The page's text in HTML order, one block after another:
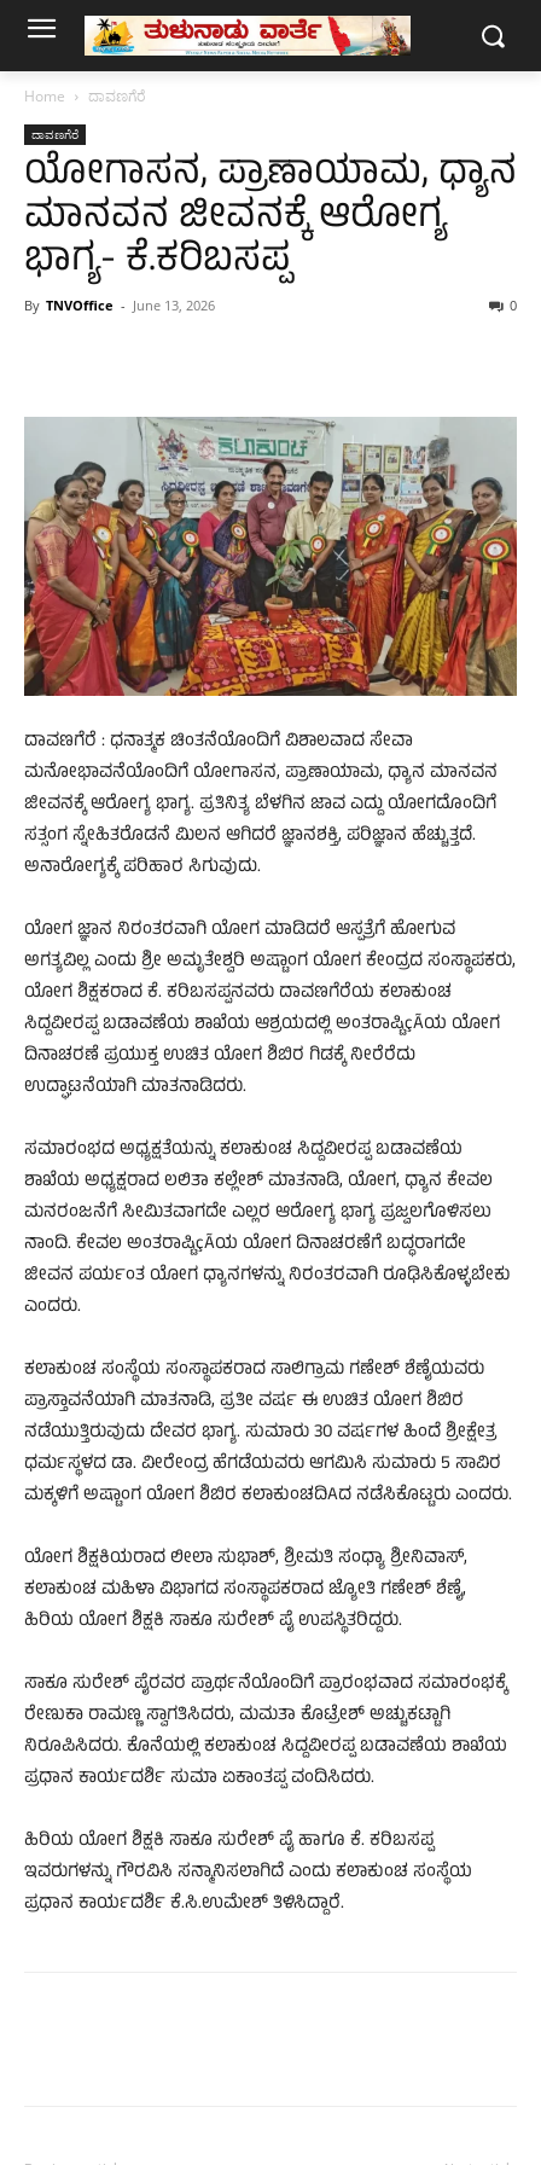
Home ದಾವಣಗೆರೆ
ದಾವಣಗೆರೆ
ಯೋಗಾಸನ, ಪ್ರಾಣಾಯಾಮ, ಧ್ಯಾನ
ಮಾನವನ ಜೀವನಕ್ಕೆ ಆರೋಗ್ಯ
ಭಾಗ್ಯ- ಕೆ.ಕರಿಬಸಪ್ಪ
By TNVOffice - June 13, 2026 0
ದಾವಣಗೆರೆ : ಧನಾತ್ಮಕ ಚಿಂತನೆಯೊಂದಿಗೆ ವಿಶಾಲವಾದ ಸೇವಾ
ಮನೋಭಾವನೆಯೊಂದಿಗೆ ಯೋಗಾಸನ, ಪ್ರಾಣಾಯಾಮ, ಧ್ಯಾನ ಮಾನವನ
ಜೀವನಕ್ಕೆ ಆರೋಗ್ಯ ಭಾಗ್ಯ. ಪ್ರತಿನಿತ್ಯ ಬೆಳಗಿನ ಜಾವ ಎದ್ದು ಯೋಗದೊಂದಿಗೆ
ಸತ್ಸಂಗ ಸ್ನೇಹಿತರೊಡನೆ ಮಿಲನ ಆಗಿದರೆ ಜ್ಞಾನಶಕ್ತಿ, ಪರಿಜ್ಞಾನ ಹೆಚ್ಚುತ್ತದೆ.
ಅನಾರೋಗ್ಯಕ್ಕೆ ಪರಿಹಾರ ಸಿಗುವುದು.
ಯೋಗ ಜ್ಞಾನ ನಿರಂತರವಾಗಿ ಯೋಗ ಮಾಡಿದರೆ ಆಸ್ಪತ್ರೆಗೆ ಹೋಗುವ
ಅಗತ್ಯವಿಲ್ಲ ಎಂದು ಶ್ರೀ ಅಮೃತೇಶ್ವರಿ ಅಷ್ಟಾಂಗ ಯೋಗ ಕೇಂದ್ರದ ಸಂಸ್ಥಾಪಕರು,
ಯೋಗ ಶಿಕ್ಷಕರಾದ ಕೆ. ಕರಿಬಸಪ್ಪನವರು ದಾವಣಗೆರೆಯ ಕಲಾಕುಂಚ
ಸಿದ್ದವೀರಪ್ಪ ಬಡಾವಣೆಯ ಶಾಖೆಯ ಆಶ್ರಯದಲ್ಲಿ ಅಂತರಾಷ್ಟಿçÃಯ ಯೋಗ
ದಿನಾಚರಣೆ ಪ್ರಯುಕ್ತ ಉಚಿತ ಯೋಗ ಶಿಬಿರ ಗಿಡಕ್ಕೆ ನೀರೆರೆದು
ಉದ್ಘಾಟನೆಯಾಗಿ ಮಾತನಾಡಿದರು.
ಸಮಾರಂಭದ ಅಧ್ಯಕ್ಷತೆಯನ್ನು ಕಲಾಕುಂಚ ಸಿದ್ದವೀರಪ್ಪ ಬಡಾವಣೆಯ
ಶಾಖೆಯ ಅಧ್ಯಕ್ಷರಾದ ಲಲಿತಾ ಕಲ್ಲೇಶ್ ಮಾತನಾಡಿ, ಯೋಗ, ಧ್ಯಾನ ಕೇವಲ
ಮನರಂಜನೆಗೆ ಸೀಮಿತವಾಗದೇ ಎಲ್ಲರ ಆರೋಗ್ಯ ಭಾಗ್ಯ ಪ್ರಜ್ವಲಗೊಳಿಸಲು
ನಾಂದಿ. ಕೇವಲ ಅಂತರಾಷ್ಟಿçÃಯ ಯೋಗ ದಿನಾಚರಣೆಗೆ ಬದ್ಧರಾಗದೇ
ಜೀವನ ಪರ್ಯಂತ ಯೋಗ ಧ್ಯಾನಗಳನ್ನು ನಿರಂತರವಾಗಿ ರೂಢಿಸಿಕೊಳ್ಳಬೇಕು
ಎಂದರು.
ಕಲಾಕುಂಚ ಸಂಸ್ಥೆಯ ಸಂಸ್ಥಾಪಕರಾದ ಸಾಲಿಗ್ರಾಮ ಗಣೇಶ್ ಶೆಣೈಯವರು
ಪ್ರಾಸ್ತಾವನೆಯಾಗಿ ಮಾತನಾಡಿ, ಪ್ರತೀ ವರ್ಷ ಈ ಉಚಿತ ಯೋಗ ಶಿಬಿರ
ನಡೆಯುತ್ತಿರುವುದು ದೇವರ ಭಾಗ್ಯ. ಸುಮಾರು 30 ವರ್ಷಗಳ ಹಿಂದೆ ಶ್ರೀಕ್ಷೇತ್ರ
ಧರ್ಮಸ್ಥಳದ ಡಾ. ವೀರೇಂದ್ರ ಹೆಗಡೆಯವರು ಆಗಮಿಸಿ ಸುಮಾರು 5 ಸಾವಿರ
ಮಕ್ಕಳಿಗೆ ಅಷ್ಟಾಂಗ ಯೋಗ ಶಿಬಿರ ಕಲಾಕುಂಚದಿAದ ನಡೆಸಿಕೊಟ್ಟರು ಎಂದರು.
ಯೋಗ ಶಿಕ್ಷಕಿಯರಾದ ಲೀಲಾ ಸುಭಾಶ್, ಶ್ರೀಮತಿ ಸಂಧ್ಯಾ ಶ್ರೀನಿವಾಸ್,
ಕಲಾಕುಂಚ ಮಹಿಳಾ ವಿಭಾಗದ ಸಂಸ್ಥಾಪಕರಾದ ಜ್ಯೋತಿ ಗಣೇಶ್ ಶೆಣೈ,
ಹಿರಿಯ ಯೋಗ ಶಿಕ್ಷಕಿ ಸಾಕೂ ಸುರೇಶ್ ಪೈ ಉಪಸ್ಥಿತರಿದ್ದರು.
ಸಾಕೂ ಸುರೇಶ್ ಪೈರವರ ಪ್ರಾರ್ಥನೆಯೊಂದಿಗೆ ಪ್ರಾರಂಭವಾದ ಸಮಾರಂಭಕ್ಕೆ
ರೇಣುಕಾ ರಾಮಣ್ಣ ಸ್ವಾಗತಿಸಿದರು, ಮಮತಾ ಕೊಟ್ರೇಶ್ ಅಚ್ಚುಕಟ್ಟಾಗಿ
ನಿರೂಪಿಸಿದರು. ಕೊನೆಯಲ್ಲಿ ಕಲಾಕುಂಚ ಸಿದ್ದವೀರಪ್ಪ ಬಡಾವಣೆಯ ಶಾಖೆಯ
ಪ್ರಧಾನ ಕಾರ್ಯದರ್ಶಿ ಸುಮಾ ಏಕಾಂತಪ್ಪ ವಂದಿಸಿದರು.
ಹಿರಿಯ ಯೋಗ ಶಿಕ್ಷಕಿ ಸಾಕೂ ಸುರೇಶ್ ಪೈ ಹಾಗೂ ಕೆ. ಕರಿಬಸಪ್ಪ
ಇವರುಗಳನ್ನು ಗೌರವಿಸಿ ಸನ್ಮಾನಿಸಲಾಗಿದೆ ಎಂದು ಕಲಾಕುಂಚ ಸಂಸ್ಥೆಯ
ಪ್ರಧಾನ ಕಾರ್ಯದರ್ಶಿ ಕೆ.ಸಿ.ಉಮೇಶ್ ತಿಳಿಸಿದ್ದಾರೆ.